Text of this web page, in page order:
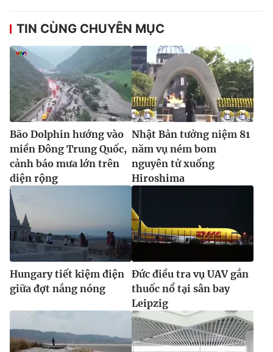
TIN CÙNG CHUYÊN MỤC
Bão Dolphin hướng vào
miền Đông Trung Quốc,
cảnh báo mưa lớn trên
diện rộng
Nhật Bản tưởng niệm 81
năm vụ ném bom
nguyên tử xuống
Hiroshima
Hungary tiết kiệm điện
giữa đợt nắng nóng
Đức điều tra vụ UAV gắn
thuốc nổ tại sân bay
Leipzig